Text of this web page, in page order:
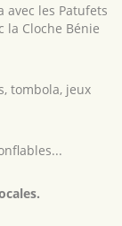
les Patufets
la Cloche Bénie
tombola, jeux